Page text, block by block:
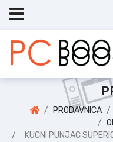
PRODAVNICA
KUCNI PUNJAC